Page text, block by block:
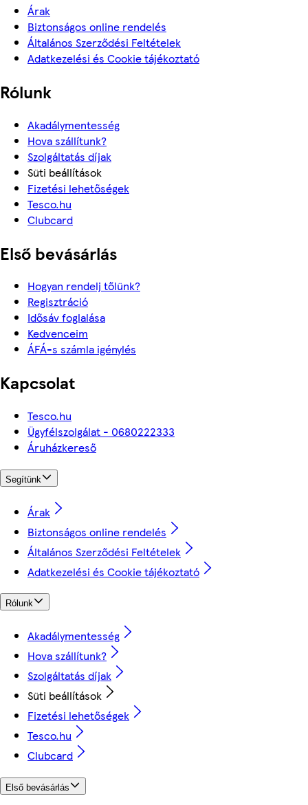
Árak
Biztonságos online rendelés
Általános Szerződési Feltételek
Adatkezelési és Cookie tájékoztató
Rólunk
Akadálymentesség
Hova szállítunk?
Szolgáltatás díjak
Süti beállítások
Fizetési lehetőségek
Tesco.hu
Clubcard
Első bevásárlás
Hogyan rendelj tőlünk?
Regisztráció
Idősáv foglalása
Kedvenceim
ÁFÁ-s számla igénylés
Kapcsolat
Tesco.hu
Ügyfélszolgálat - 0680222333
Áruházkereső
Segítünk
Árak
Biztonságos online rendelés
Általános Szerződési Feltételek
Adatkezelési és Cookie tájékoztató
Rólunk
Akadálymentesség
Hova szállítunk?
Szolgáltatás díjak
Süti beállítások
Fizetési lehetőségek
Tesco.hu
Clubcard
Első bevásárlás